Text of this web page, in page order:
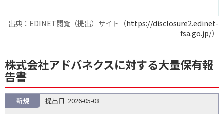
出典：EDINET閲覧（提出）サイト（https://disclosure2.edinet-
fsa.go.jp/）
株式会社アドバネクスに対する大量保有報
告書
2026-05-08
新規